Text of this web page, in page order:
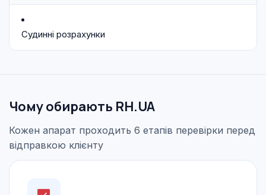
Судинні розрахунки
Чому обирають RH.UA
Кожен апарат проходить 6 етапів перевірки перед
відправкою клієнту